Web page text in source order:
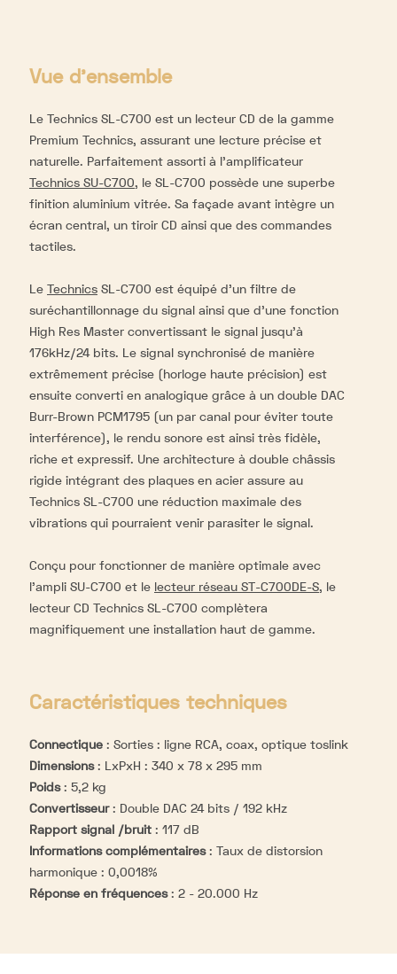
Vue d'ensemble
Le Technics SL-C700 est un lecteur CD de la gamme
Premium Technics, assurant une lecture précise et
naturelle. Parfaitement assorti à l’amplificateur
Technics SU-C700, le SL-C700 possède une superbe
finition aluminium vitrée. Sa façade avant intègre un
écran central, un tiroir CD ainsi que des commandes
tactiles.
Le Technics SL-C700 est équipé d’un filtre de
suréchantillonnage du signal ainsi que d'une fonction
High Res Master convertissant le signal jusqu’à
176kHz/24 bits. Le signal synchronisé de manière
extrêmement précise (horloge haute précision) est
ensuite converti en analogique grâce à un double DAC
Burr-Brown PCM1795 (un par canal pour éviter toute
interférence), le rendu sonore est ainsi très fidèle,
riche et expressif. Une architecture à double châssis
rigide intégrant des plaques en acier assure au
Technics SL-C700 une réduction maximale des
vibrations qui pourraient venir parasiter le signal.
Conçu pour fonctionner de manière optimale avec
l’ampli SU-C700 et le lecteur réseau ST-C700DE-S, le
lecteur CD Technics SL-C700 complètera
magnifiquement une installation haut de gamme.
Caractéristiques techniques
Connectique : Sorties : ligne RCA, coax, optique toslink
Dimensions: LxPxH : 340 x 78 x 295 mm
Poids: 5,2 kg
Convertisseur: Double DAC 24 bits / 192 kHz
Rapport signal /bruit : 117 dB
Informations complémentaires: Taux de distorsion
harmonique : 0,0018%
Réponse en fréquences: 2 - 20.000 Hz